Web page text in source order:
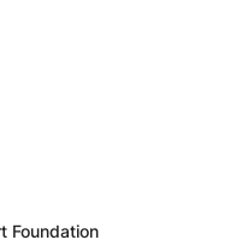
Foundation